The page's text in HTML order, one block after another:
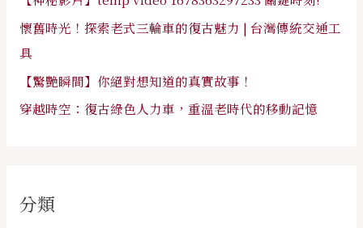
懷舊時光！探索老式三輪車的復古魅力 | 台灣傳統交通工
具
【驚艷瞬間】你絕對想知道的真實故事！
穿越時空：復古綠色人力車，重溫老時代的移動記憶
分類